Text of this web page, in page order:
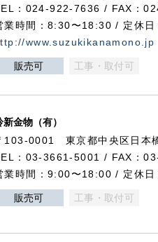
：024-922-7636 / FAX：
業時間：8:30〜18:30 / 定休日
www.suzukikanamono.jp
販売可 工事・取付可
新金物（有）
103-0001 東京都中央区日本
：03-3661-5001 / FAX：
業時間：9:00〜18:00 / 定休日
販売可 工事・取付可